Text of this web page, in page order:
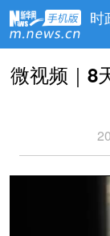
时
微视频｜8